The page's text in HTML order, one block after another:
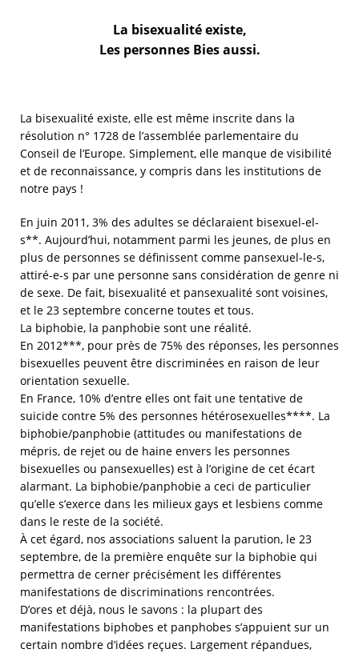
La bisexualité existe,
Les personnes Bies aussi.
La bisexualité existe, elle est même inscrite dans la
résolution n° 1728 de l’assemblée parlementaire du
Conseil de l’Europe. Simplement, elle manque de visibilité
et de reconnaissance, y compris dans les institutions de
notre pays !
En juin 2011, 3% des adultes se déclaraient bisexuel-el-
s**. Aujourd’hui, notamment parmi les jeunes, de plus en
plus de personnes se définissent comme pansexuel-le-s,
attiré-e-s par une personne sans considération de genre ni
de sexe. De fait, bisexualité et pansexualité sont voisines,
et le 23 septembre concerne toutes et tous.
La biphobie, la panphobie sont une réalité.
En 2012***, pour près de 75% des réponses, les personnes
bisexuelles peuvent être discriminées en raison de leur
orientation sexuelle.
En France, 10% d’entre elles ont fait une tentative de
suicide contre 5% des personnes hétérosexuelles****. La
biphobie/panphobie (attitudes ou manifestations de
mépris, de rejet ou de haine envers les personnes
bisexuelles ou pansexuelles) est à l’origine de cet écart
alarmant. La biphobie/panphobie a ceci de particulier
qu’elle s’exerce dans les milieux gays et lesbiens comme
dans le reste de la société.
À cet égard, nos associations saluent la parution, le 23
septembre, de la première enquête sur la biphobie qui
permettra de cerner précisément les différentes
manifestations de discriminations rencontrées.
D’ores et déjà, nous le savons : la plupart des
manifestations biphobes et panphobes s’appuient sur un
certain nombre d’idées reçues. Largement répandues,